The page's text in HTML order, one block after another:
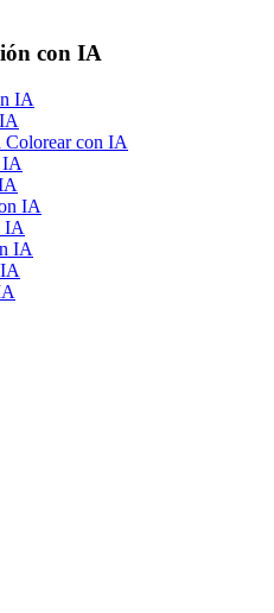
con IA
IA
Colorear con IA
IA
IA
IA
IA